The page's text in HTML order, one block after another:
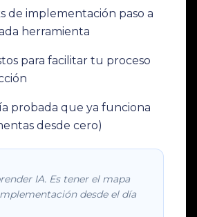
de implementación paso a
herramienta
para facilitar tu proceso
probada que ya funciona
desde cero)
IA. Es tener el mapa
desde el día